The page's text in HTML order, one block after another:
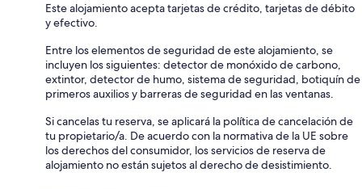
Este alojamiento acepta tarjetas de crédito, tarjetas de débito
y efectivo.
Entre los elementos de seguridad de este alojamiento, se
incluyen los siguientes: detector de monóxido de carbono,
extintor, detector de humo, sistema de seguridad, botiquín de
primeros auxilios y barreras de seguridad en las ventanas.
Si cancelas tu reserva, se aplicará la política de cancelación de
tu propietario/a. De acuerdo con la normativa de la UE sobre
los derechos del consumidor, los servicios de reserva de
alojamiento no están sujetos al derecho de desistimiento.